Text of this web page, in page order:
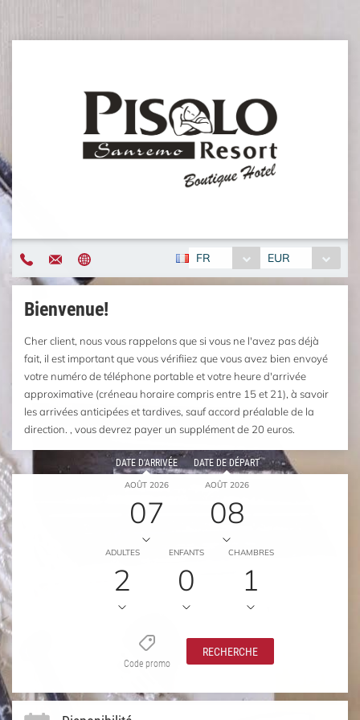
FR EUR
Bienvenue!
Cher client, nous vous rappelons que si vous ne l'avez pas déjà
fait, il est important que vous vérifiiez que vous avez bien envoyé
votre numéro de téléphone portable et votre heure d'arrivée
approximative (créneau horaire compris entre 15 et 21), à savoir
les arrivées anticipées et tardives, sauf accord préalable de la
direction. , vous devrez payer un supplément de 20 euros.
DATE D'ARRIVÉE
AOÛT 2026
07
DATE DE DÉPART
AOÛT 2026
08
ADULTES
2
ENFANTS
0
CHAMBRES
1
Code promo
RECHERCHE